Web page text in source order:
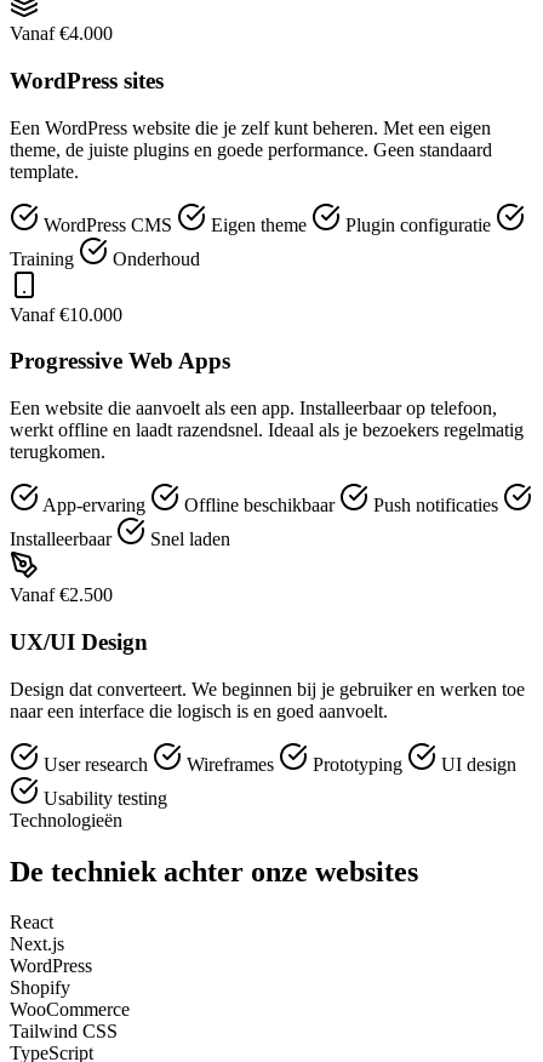
Vanaf €4.000
WordPress sites
Een WordPress website die je zelf kunt beheren. Met een eigen
theme, de juiste plugins en goede performance. Geen standaard
template.
WordPress CMS Eigen theme
Plugin configuratie
Training
Onderhoud
Vanaf €10.000
Progressive Web Apps
Een website die aanvoelt als een app. Installeerbaar op telefoon,
werkt offline en laadt razendsnel. Ideaal als je bezoekers regelmatig
terugkomen.
App-ervaring Offline beschikbaar
Push notificaties
Installeerbaar
Snel laden
Vanaf €2.500
UX/UI Design
Design dat converteert. We beginnen bij je gebruiker en werken toe
naar een interface die logisch is en goed aanvoelt.
User research Wireframes Prototyping
UI design
Usability testing
Technologieën
De techniek achter onze websites
React
Next.js
WordPress
Shopify
WooCommerce
Tailwind CSS
TypeScript